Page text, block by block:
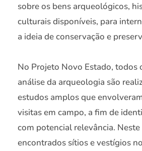
sobre os bens arqueológicos,
culturais disponíveis, para
a ideia de conservação e
No Projeto Novo Estado, todos
análise da arqueologia são
estudos amplos que
visitas em campo, a fim de
com potencial relevância.
encontrados sítios e vestígios